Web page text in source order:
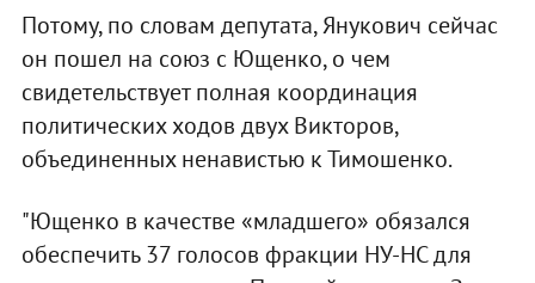
Потому, по словам депутата, Янукович сейчас
он пошел на союз с Ющенко, о чем
свидетельствует полная координация
политических ходов двух Викторов,
объединенных ненавистью к Тимошенко.
"Ющенко в качестве «младшего» обязался
обеспечить 37 голосов фракции НУ-НС для